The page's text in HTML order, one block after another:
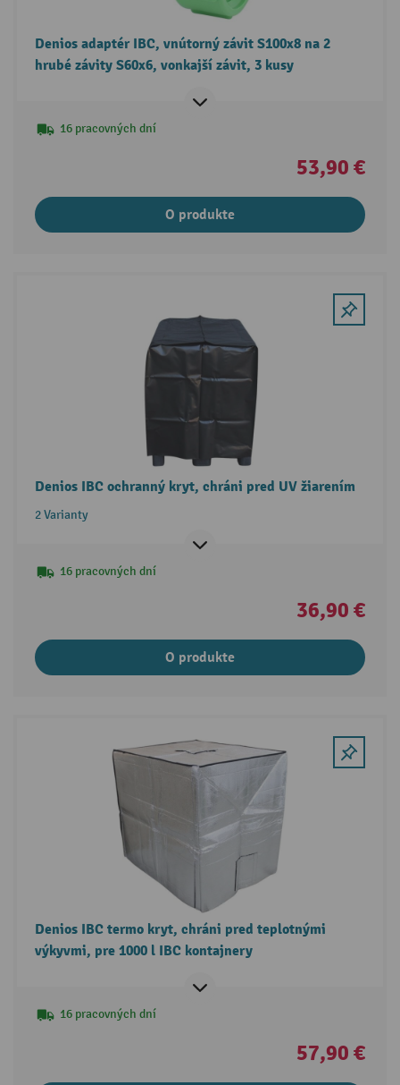
Denios adaptér IBC, vnútorný závit S100x8 na 2
hrubé závity S60x6, vonkajší závit, 3 kusy
16 pracovných dní
53,90 €
O produkte
Denios IBC ochranný kryt, chráni pred UV žiarením
2 Varianty
16 pracovných dní
36,90 €
O produkte
Denios IBC termo kryt, chráni pred teplotnými
výkyvmi, pre 1000 l IBC kontajnery
16 pracovných dní
57,90 €